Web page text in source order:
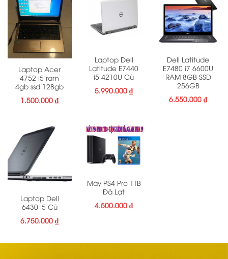
Laptop Acer
4752 I5 ram
4gb ssd 128gb
1.500.000₫
Laptop Dell
Latitude E7440
i5 4210U Cũ
5.990.000₫
Dell Latitude
E7480 i7 6600U
RAM 8GB SSD
256GB
6.550.000₫
Laptop Dell
6430 I5 Cũ
6.750.000₫
Máy PS4 Pro 1TB
Đà Lạt
4.500.000₫